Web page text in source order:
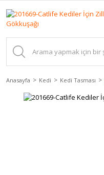
Anasayfa Kedi Kedi Tasması